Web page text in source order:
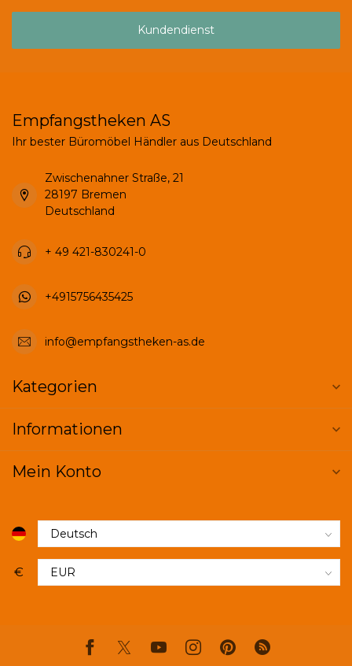
Kundendienst
Empfangstheken AS
Ihr bester Büromöbel Händler aus Deutschland
Zwischenahner Straße, 21
28197 Bremen
Deutschland
+ 49 421-830241-0
+4915756435425
info@empfangstheken-as.de
Kategorien
Informationen
Mein Konto
€